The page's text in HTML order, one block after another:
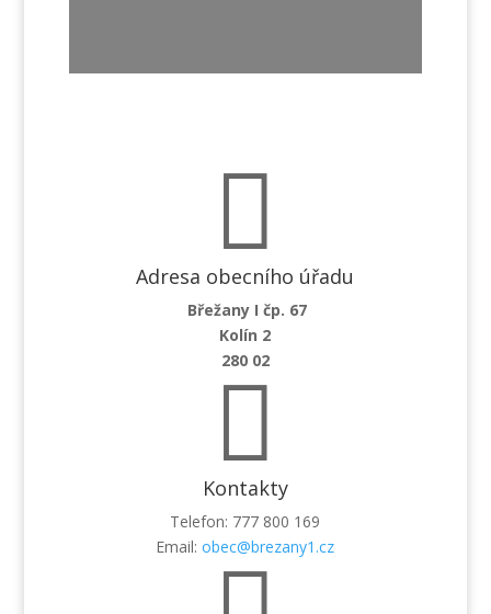

Adresa obecního úřadu
Břežany I čp. 67
Kolín 2
280 02

Kontakty
Telefon: 777 800 169
Email:obec@brezany1.cz